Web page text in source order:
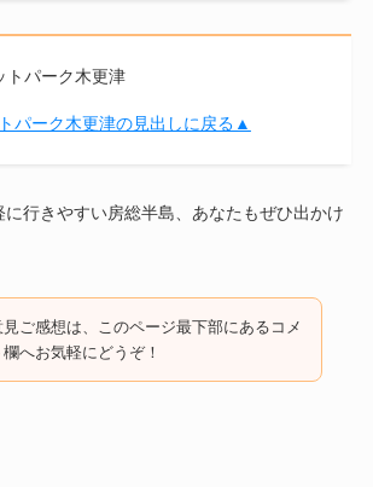
トパーク木更津
パーク木更津の見出しに戻る▲
行きやすい房総半島、あなたもぜひ出かけ
見ご感想は、このページ最下部にあるコメ
欄へお気軽にどうぞ！